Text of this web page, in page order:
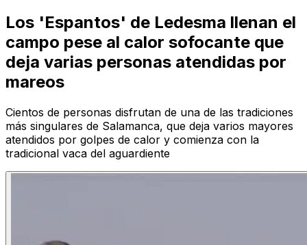
Los 'Espantos' de Ledesma llenan el
campo pese al calor sofocante que
deja varias personas atendidas por
mareos
Cientos de personas disfrutan de una de las tradiciones
más singulares de Salamanca, que deja varios mayores
atendidos por golpes de calor y comienza con la
tradicional vaca del aguardiente